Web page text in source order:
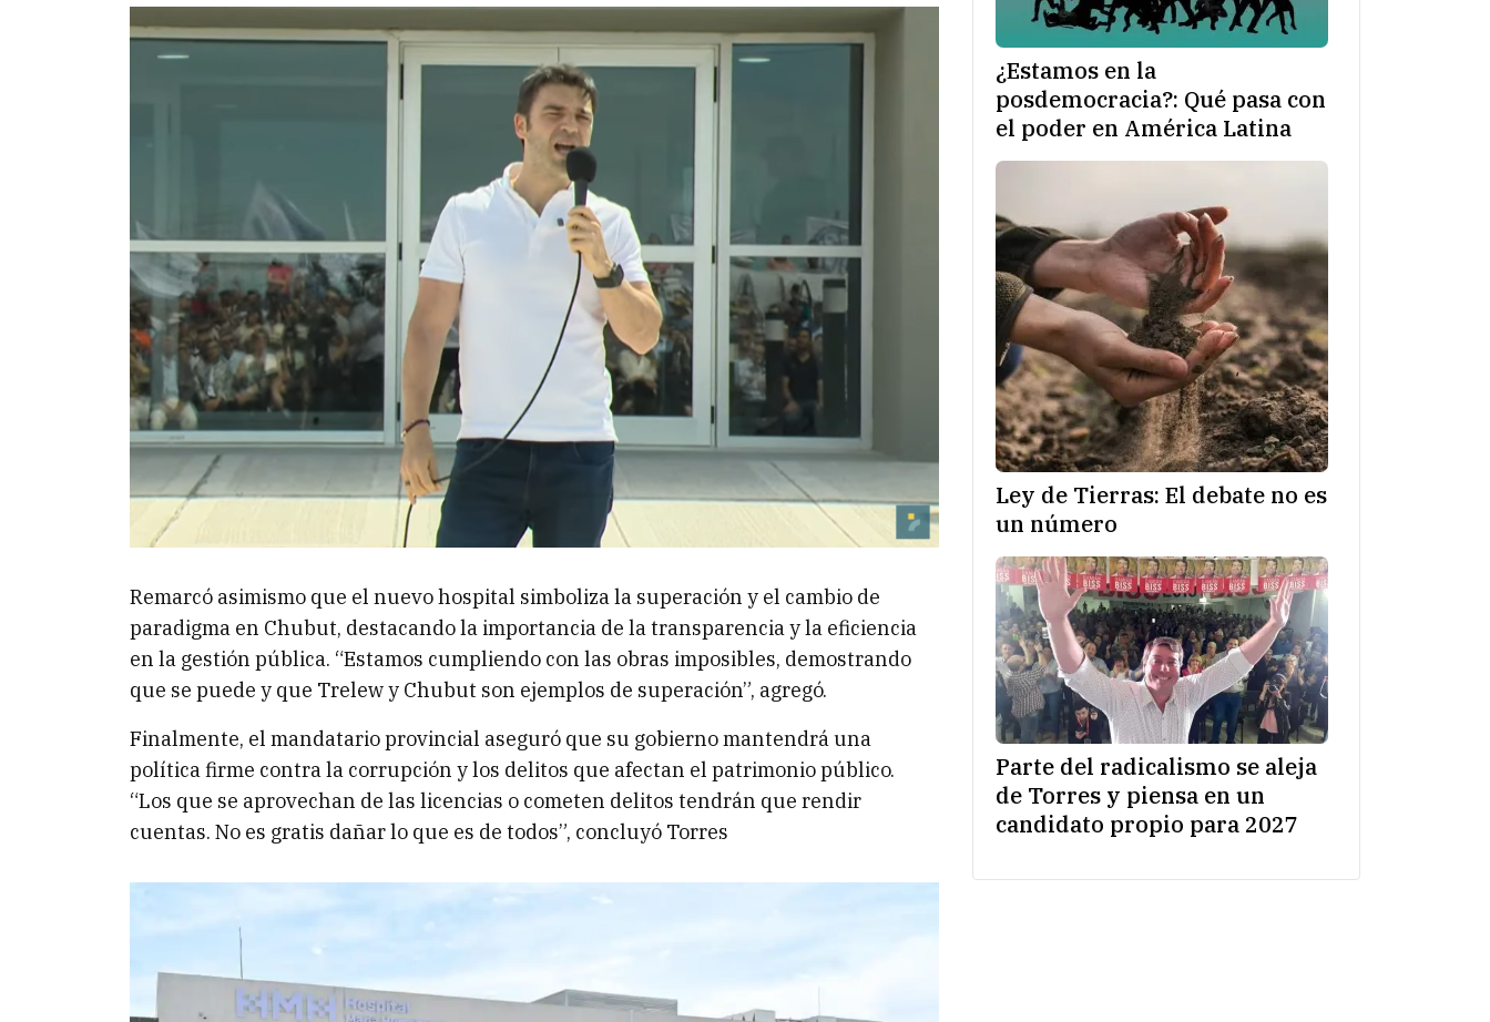
Remarcó asimismo que el nuevo hospital simboliza la superación y el cambio de
paradigma en Chubut, destacando la importancia de la transparencia y la eficiencia
en la gestión pública. “Estamos cumpliendo con las obras imposibles, demostrando
que se puede y que Trelew y Chubut son ejemplos de superación”, agregó.
Finalmente, el mandatario provincial aseguró que su gobierno mantendrá una
política firme contra la corrupción y los delitos que afectan el patrimonio público.
“Los que se aprovechan de las licencias o cometen delitos tendrán que rendir
cuentas. No es gratis dañar lo que es de todos”, concluyó Torres
¿Estamos en la
posdemocracia?: Qué pasa con
el poder en América Latina
Ley de Tierras: El debate no es
un número
Parte del radicalismo se aleja
de Torres y piensa en un
candidato propio para 2027